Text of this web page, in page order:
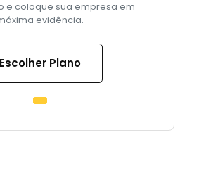
e coloque sua empresa em
evidência.
Escolher Plano